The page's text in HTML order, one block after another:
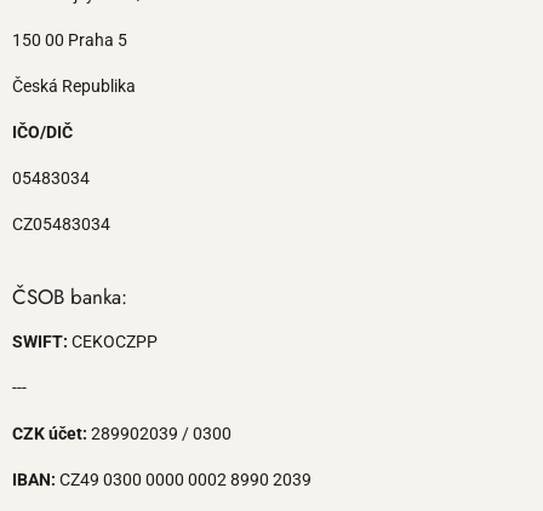
150 00 Praha 5
Česká Republika
IČO/DIČ
05483034
CZ05483034
ČSOB banka:
SWIFT: CEKOCZPP
---
CZK účet: 289902039 / 0300
IBAN: CZ49 0300 0000 0002 8990 2039